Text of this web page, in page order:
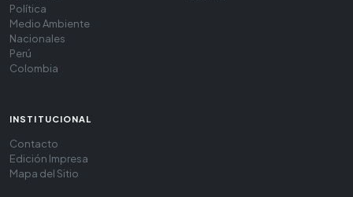
Política
Medio Ambiente
Nacionales
Perú
Colombia
INSTITUCIONAL
Contacto
Edición Impresa
Mapa del Sitio